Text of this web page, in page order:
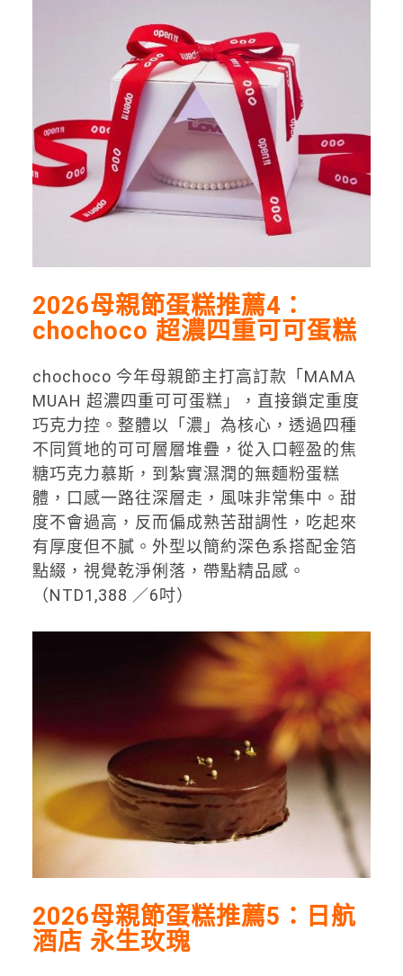
2026母親節蛋糕推薦4：
chochoco 超濃四重可可蛋糕
chochoco 今年母親節主打高訂款「MAMA
MUAH 超濃四重可可蛋糕」，直接鎖定重度
巧克力控。整體以「濃」為核心，透過四種
不同質地的可可層層堆疊，從入口輕盈的焦
糖巧克力慕斯，到紮實濕潤的無麵粉蛋糕
體，口感一路往深層走，風味非常集中。甜
度不會過高，反而偏成熟苦甜調性，吃起來
有厚度但不膩。外型以簡約深色系搭配金箔
點綴，視覺乾淨俐落，帶點精品感。
（NTD1,388 ／6吋）
2026母親節蛋糕推薦5：日航
酒店 永生玫瑰